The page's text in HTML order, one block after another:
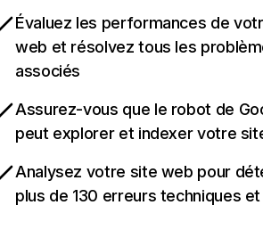
Évaluez les performances de
web et résolvez tous les
associés
Assurez-vous que le robot de
peut explorer et indexer votre
Analysez votre site web pour
plus de 130 erreurs techniques et